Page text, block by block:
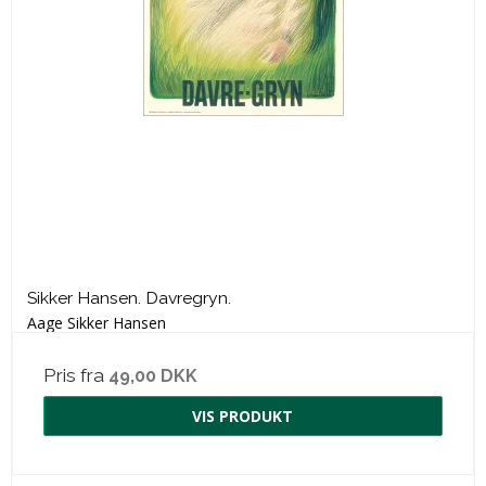
Sikker Hansen. Davregryn.
Aage Sikker Hansen
Pris fra 49,00 DKK
VIS PRODUKT